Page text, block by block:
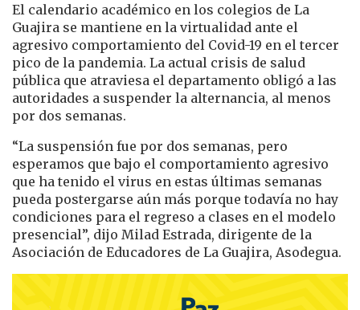
El calendario académico en los colegios de La
Guajira se mantiene en la virtualidad ante el
agresivo comportamiento del Covid-19 en el tercer
pico de la pandemia. La actual crisis de salud
pública que atraviesa el departamento obligó a las
autoridades a suspender la alternancia, al menos
por dos semanas.
“La suspensión fue por dos semanas, pero
esperamos que bajo el comportamiento agresivo
que ha tenido el virus en estas últimas semanas
pueda postergarse aún más porque todavía no hay
condiciones para el regreso a clases en el modelo
presencial”, dijo Milad Estrada, dirigente de la
Asociación de Educadores de La Guajira, Asodegua.